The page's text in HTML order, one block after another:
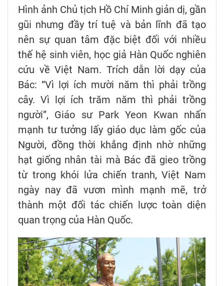
Hình ảnh Chủ tịch Hồ Chí Minh giản dị, gần
gũi nhưng đầy trí tuệ và bản lĩnh đã tạo
nên sự quan tâm đặc biệt đối với nhiều
thế hệ sinh viên, học giả Hàn Quốc nghiên
cứu về Việt Nam. Trích dẫn lời dạy của
Bác: “Vì lợi ích mười năm thì phải trồng
cây. Vì lợi ích trăm năm thì phải trồng
người”, Giáo sư Park Yeon Kwan nhấn
mạnh tư tưởng lấy giáo dục làm gốc của
Người, đồng thời khẳng định nhờ những
hạt giống nhân tài mà Bác đã gieo trồng
từ trong khói lửa chiến tranh, Việt Nam
ngày nay đã vươn mình mạnh mẽ, trở
thành một đối tác chiến lược toàn diện
quan trọng của Hàn Quốc.